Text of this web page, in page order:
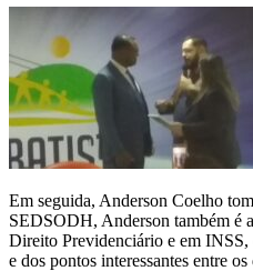
Em seguida, Anderson Coelho
SEDSODH, Anderson também é
Direito Previdenciário e em INSS,
e dos pontos interessantes entre